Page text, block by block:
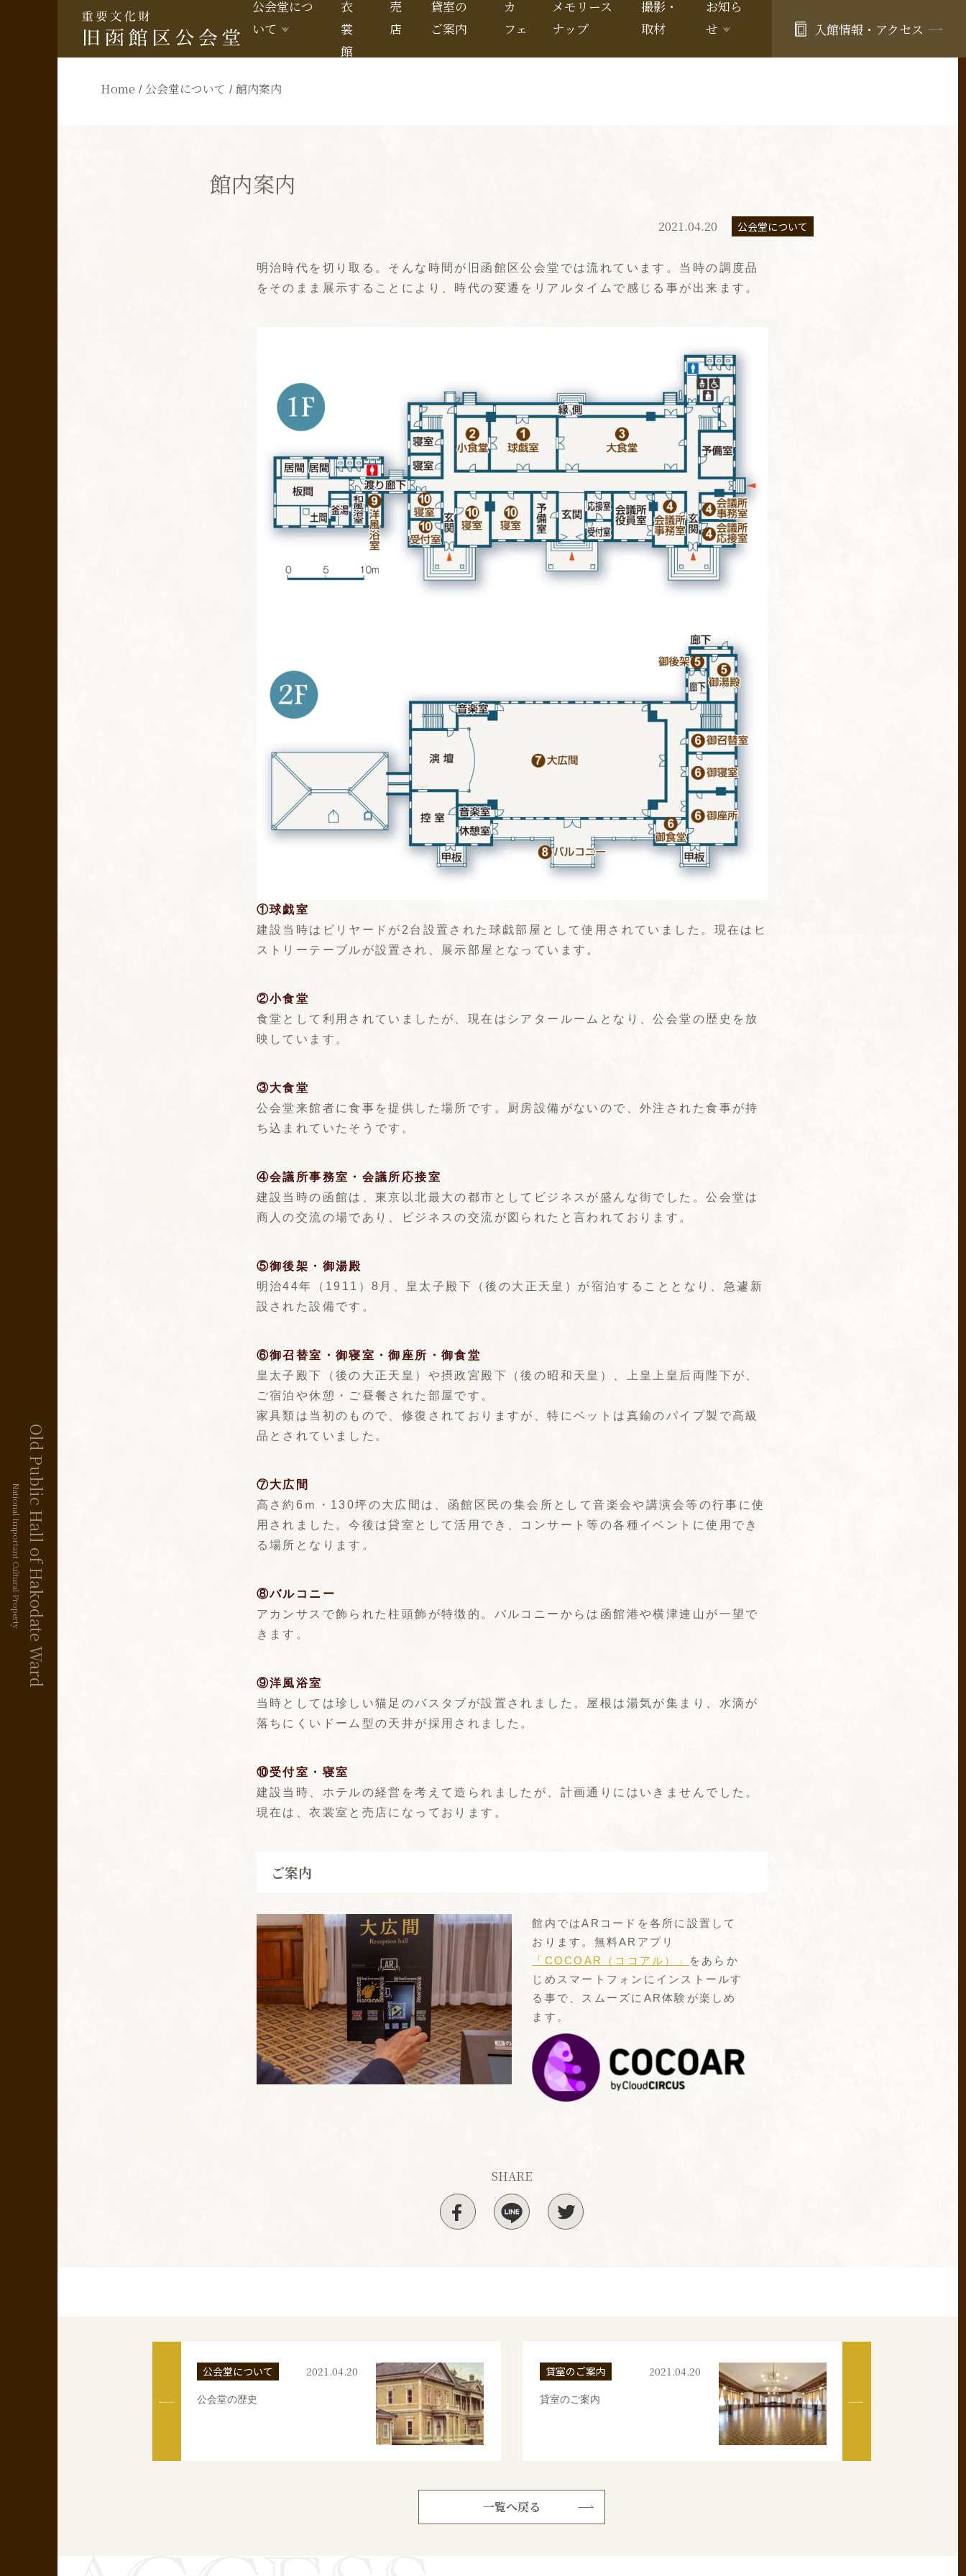
公会堂につ
いて
衣
裳
館
売
店
貸室の
ご案内
カ
フェ
メモリース
ナップ
撮影・
取材
お知ら
せ
入館情報・アクセス
Old Public Hall of Hakodate Ward
National Important Cultural Property
Home 公会堂について 館内案内
館内案内
2021.04.20 公会堂について
明治時代を切り取る。そんな時間が旧函館区公会堂では流れています。当時の調度品
をそのまま展示することにより、時代の変遷をリアルタイムで感じる事が出来ます。
①球戯室
建設当時はビリヤードが2台設置された球戯部屋として使用されていました。現在はヒ
ストリーテーブルが設置され、展示部屋となっています。
②小食堂
食堂として利用されていましたが、現在はシアタールームとなり、公会堂の歴史を放
映しています。
③大食堂
公会堂来館者に食事を提供した場所です。厨房設備がないので、外注された食事が持
ち込まれていたそうです。
④会議所事務室・会議所応接室
建設当時の函館は、東京以北最大の都市としてビジネスが盛んな街でした。公会堂は
商人の交流の場であり、ビジネスの交流が図られたと言われております。
⑤御後架・御湯殿
明治44年（1911）8月、皇太子殿下（後の大正天皇）が宿泊することとなり、急遽新
設された設備です。
⑥御召替室・御寝室・御座所・御食堂
皇太子殿下（後の大正天皇）や摂政宮殿下（後の昭和天皇）、上皇上皇后両陛下が、
ご宿泊や休憩・ご昼餐された部屋です。
家具類は当初のもので、修復されておりますが、特にベットは真鍮のパイプ製で高級
品とされていました。
⑦大広間
高さ約6ｍ・130坪の大広間は、函館区民の集会所として音楽会や講演会等の行事に使
用されました。今後は貸室として活用でき、コンサート等の各種イベントに使用でき
る場所となります。
⑧バルコニー
アカンサスで飾られた柱頭飾が特徴的。バルコニーからは函館港や横津連山が一望で
きます。
⑨洋風浴室
当時としては珍しい猫足のバスタブが設置されました。屋根は湯気が集まり、水滴が
落ちにくいドーム型の天井が採用されました。
⑩受付室・寝室
建設当時、ホテルの経営を考えて造られましたが、計画通りにはいきませんでした。
現在は、衣裳室と売店になっております。
ご案内
館内ではARコードを各所に設置して
おります。無料ARアプリ
「COCOAR（ココアル）」
をあらか
じめスマートフォンにインストールす
る事で、スムーズにAR体験が楽しめ
ます。
SHARE
公会堂について 2021.04.20
公会堂の歴史
貸室のご案内 2021.04.20
貸室のご案内
一覧へ戻る